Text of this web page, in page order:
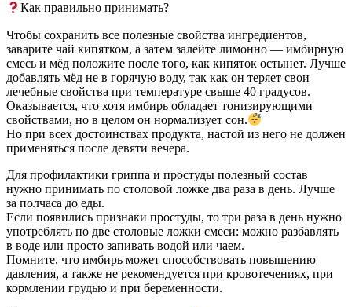
Как правильно принимать?
Чтобы сохранить все полезные свойства ингредиентов,
заварите чай кипятком, а затем залейте лимонно — имбирную
смесь и мёд положите после того, как кипяток остынет. Лучше
добавлять мёд не в горячую воду, так как он теряет свои
лечебные свойства при температуре свыше 40 градусов.
Оказывается, что хотя имбирь обладает тонизирующими
свойствами, но в целом он нормализует сон.
Но при всех достоинствах продукта, настой из него не должен
применяться после девяти вечера.
Для профилактики гриппа и простуды полезный состав
нужно принимать по столовой ложке два раза в день. Лучше
за полчаса до еды.
Если появились признаки простуды, то три раза в день нужно
употреблять по две столовые ложки смеси: можно разбавлять
в воде или просто запивать водой или чаем.
Помните, что имбирь может способствовать повышению
давления, а также не рекомендуется при кровотечениях, при
кормлении грудью и при беременности.